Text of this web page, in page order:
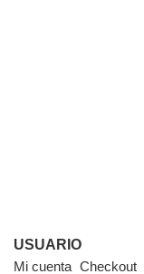
USUARIO
Mi cuenta Checkout